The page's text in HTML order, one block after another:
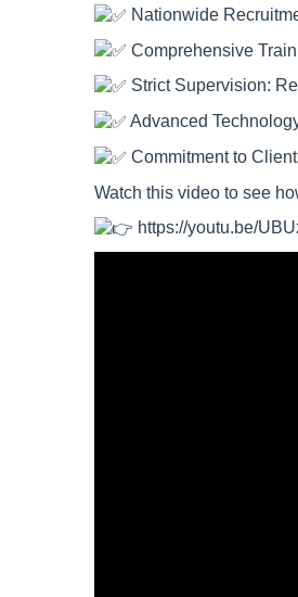
Nationwide
Comprehensive
Strict Supervision:
Advanced
Commitment to
Watch this video to see
https://youtu.be/